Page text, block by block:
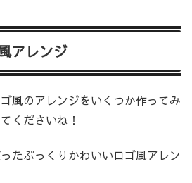
アレンジ
風のアレンジをいくつか作ってみ
くださいね！
たぷっくりかわいいロゴ風アレン